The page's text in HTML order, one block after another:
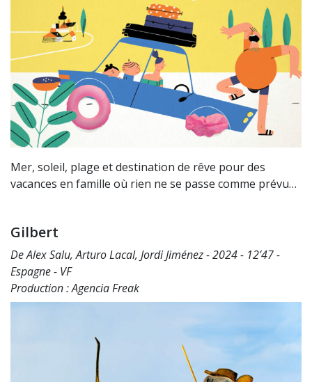
Mer, soleil, plage et destination de rêve pour des
vacances en famille où rien ne se passe comme prévu…
Gilbert
De Alex Salu, Arturo Lacal, Jordi Jiménez - 2024 - 12’47 -
Espagne - VF
Production : Agencia Freak